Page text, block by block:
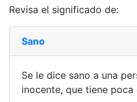
Revisa el significado de:
Sano
Se le dice sano a una
inocente, que tiene poca